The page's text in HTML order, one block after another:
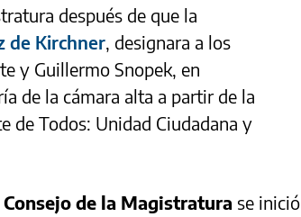
después de que la
de Kirchner, designara a los
y Guillermo Snopek, en
de la cámara alta a partir de la
de Todos: Unidad Ciudadana y
de la Magistratura se inició